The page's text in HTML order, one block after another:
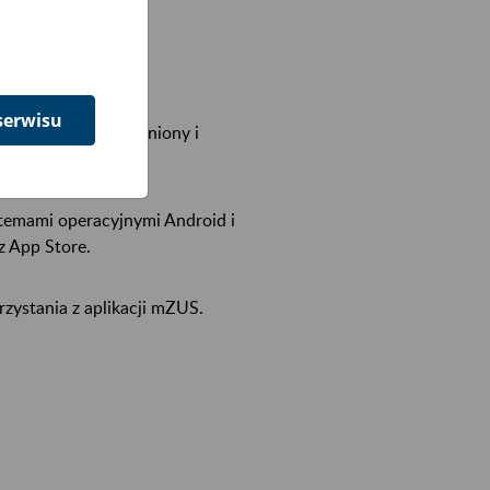
klient uwierzytelniony i
operacyjnymi Android i
App Store.
z aplikacji mZUS.